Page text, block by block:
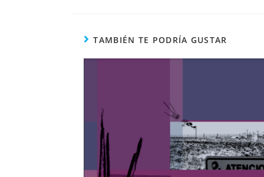
TAMBIÉN TE PODRÍA GUSTAR